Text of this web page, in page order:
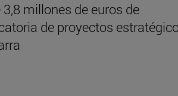
millones de euros de
de proyectos